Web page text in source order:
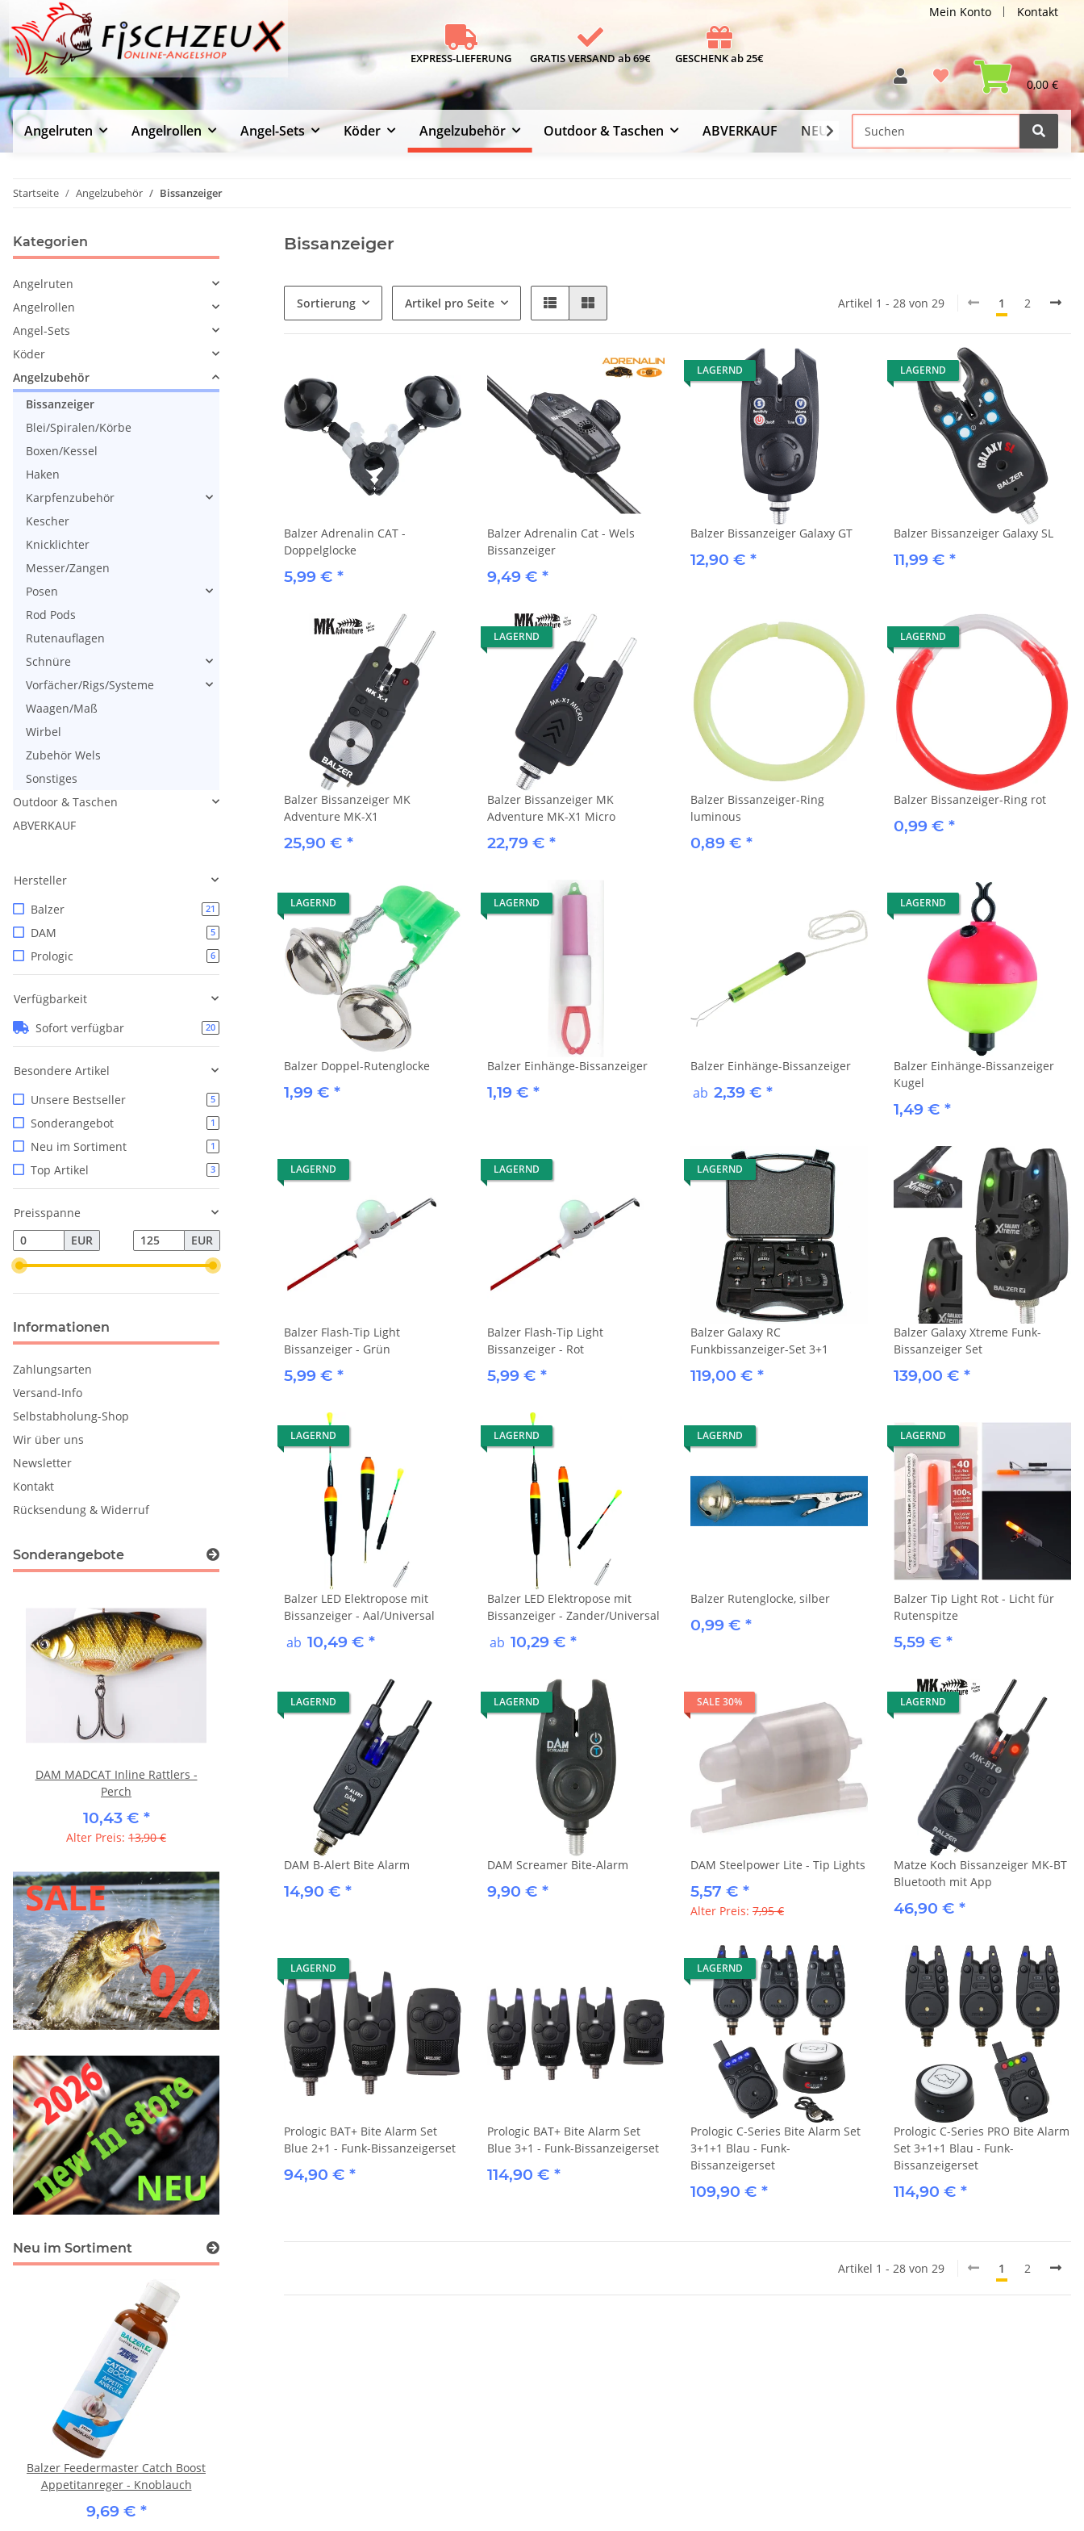
Mein Konto Kontakt
EXPRESS-LIEFERUNG GRATIS VERSAND ab 69€ GESCHENK ab 25€
0,00 €
Angelruten Angelrollen Angel-Sets Köder Angelzubehör Outdoor & Taschen ABVERKAUF NEU Versand-Info
Startseite Angelzubehör Bissanzeiger
Bissanzeiger
Sortierung Artikel pro Seite Artikel 1 - 28 von 29 1 2
Balzer Adrenalin CAT -
Doppelglocke
5,99 € *
Balzer Adrenalin Cat - Wels
Bissanzeiger
9,49 € *
LAGERND
Balzer Bissanzeiger Galaxy GT
12,90 € *
LAGERND
Balzer Bissanzeiger Galaxy SL
11,99 € *
Balzer Bissanzeiger MK
Adventure MK-X1
25,90 € *
LAGERND
Balzer Bissanzeiger MK
Adventure MK-X1 Micro
22,79 € *
Balzer Bissanzeiger-Ring
luminous
0,89 € *
LAGERND
Balzer Bissanzeiger-Ring rot
0,99 € *
LAGERND
Balzer Doppel-Rutenglocke
1,99 € *
LAGERND
Balzer Einhänge-Bissanzeiger
1,19 € *
Balzer Einhänge-Bissanzeiger
ab 2,39 € *
LAGERND
Balzer Einhänge-Bissanzeiger
Kugel
1,49 € *
LAGERND
Balzer Flash-Tip Light
Bissanzeiger - Grün
5,99 € *
LAGERND
Balzer Flash-Tip Light
Bissanzeiger - Rot
5,99 € *
LAGERND
Balzer Galaxy RC
Funkbissanzeiger-Set 3+1
119,00 € *
Balzer Galaxy Xtreme Funk-
Bissanzeiger Set
139,00 € *
LAGERND
Balzer LED Elektropose mit
Bissanzeiger - Aal/Universal
ab 10,49 € *
LAGERND
Balzer LED Elektropose mit
Bissanzeiger - Zander/Universal
ab 10,29 € *
LAGERND
Balzer Rutenglocke, silber
0,99 € *
LAGERND
Balzer Tip Light Rot - Licht für
Rutenspitze
5,59 € *
LAGERND
DAM B-Alert Bite Alarm
14,90 € *
LAGERND
DAM Screamer Bite-Alarm
9,90 € *
SALE 30%
DAM Steelpower Lite - Tip Lights
5,57 € *
Alter Preis: 7,95 €
LAGERND
Matze Koch Bissanzeiger MK-BT
Bluetooth mit App
46,90 € *
LAGERND
Prologic BAT+ Bite Alarm Set
Blue 2+1 - Funk-Bissanzeigerset
94,90 € *
Prologic BAT+ Bite Alarm Set
Blue 3+1 - Funk-Bissanzeigerset
114,90 € *
LAGERND
Prologic C-Series Bite Alarm Set
3+1+1 Blau - Funk-
Bissanzeigerset
109,90 € *
Prologic C-Series PRO Bite Alarm
Set 3+1+1 Blau - Funk-
Bissanzeigerset
114,90 € *
Artikel 1 - 28 von 29 1 2
Kategorien
Angelruten
Angelrollen
Angel-Sets
Köder
Angelzubehör
Bissanzeiger
Blei/Spiralen/Körbe
Boxen/Kessel
Haken
Karpfenzubehör
Kescher
Knicklichter
Messer/Zangen
Posen
Rod Pods
Rutenauflagen
Schnüre
Vorfächer/Rigs/Systeme
Waagen/Maß
Wirbel
Zubehör Wels
Sonstiges
Outdoor & Taschen
ABVERKAUF
Hersteller
Balzer
21
DAM 5
Prologic 6
Verfügbarkeit
Sofort verfügbar
20
Besondere Artikel
Unsere Bestseller
5
Sonderangebot 1
Neu im Sortiment 1
Top Artikel 3
Preisspanne
EUR
EUR
Informationen
Zahlungsarten
Versand-Info
Selbstabholung-Shop
Wir über uns
Newsletter
Kontakt
Rücksendung & Widerruf
Sonderangebote
DAM MADCAT Inline Rattlers -
Perch
10,43 € *
Alter Preis: 13,90 €
DAM MADCAT Jigheads with
Willow Blade
6,23 €*
Alter Preis:8,90 €
DAM MAD Line Aligner Brown
3,49 €*
4,99 €
Neu im Sortiment
Balzer Feedermaster Catch Boost
Appetitanreger - Knoblauch
9,69 € *